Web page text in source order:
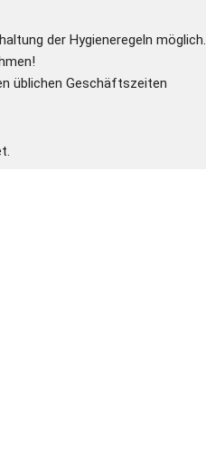
der Hygieneregeln möglich.
üblichen Geschäftszeiten